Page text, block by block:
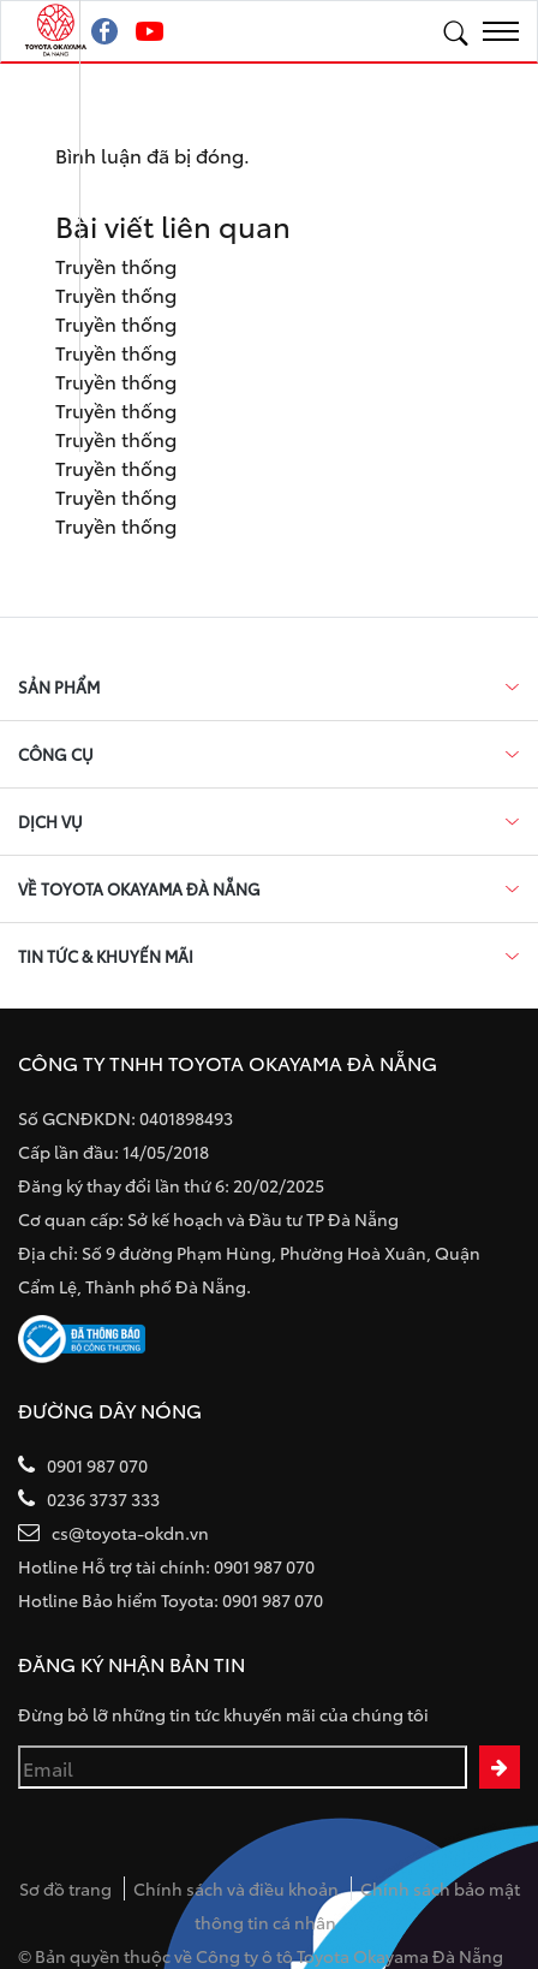
Bình luận đã bị đóng.
Bài viết liên quan
Truyền thống
Truyền thống
Truyền thống
Truyền thống
Truyền thống
Truyền thống
Truyền thống
Truyền thống
Truyền thống
Truyền thống
SẢN PHẨM
CÔNG CỤ
DỊCH VỤ
VỀ TOYOTA OKAYAMA ĐÀ NẴNG
TIN TỨC & KHUYẾN MÃI
CÔNG TY TNHH TOYOTA OKAYAMA ĐÀ NẴNG
Số GCNĐKDN: 0401898493
Cấp lần đầu: 14/05/2018
Đăng ký thay đổi lần thứ 6: 20/02/2025
Cơ quan cấp: Sở kế hoạch và Đầu tư TP Đà Nẵng
Địa chỉ: Số 9 đường Phạm Hùng, Phường Hoà Xuân, Quận
Cẩm Lệ, Thành phố Đà Nẵng.
ĐƯỜNG DÂY NÓNG
0901 987 070
0236 3737 333
cs@toyota-okdn.vn
Hotline Hỗ trợ tài chính: 0901 987 070
Hotline Bảo hiểm Toyota: 0901 987 070
ĐĂNG KÝ NHẬN BẢN TIN
Đừng bỏ lỡ những tin tức khuyến mãi của chúng tôi
Sơ đồ trang Chính sách và điều khoản
Chính sách bảo mật
thông tin cá nhân
© Bản quyền thuộc về Công ty ô tô Toyota Okayama Đà Nẵng